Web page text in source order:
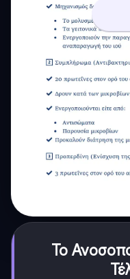
Το